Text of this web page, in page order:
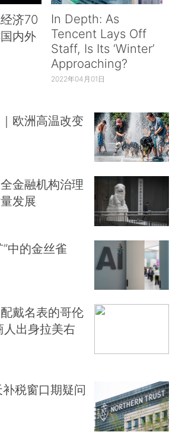
济70
内外
In Depth: As
Tencent Lays Off
Staff, Is Its ‘Winter’
Approaching?
2022年04月01日
欧洲高温改变
金融机构治理
发展
中的金丝雀
配戴名表的哥伦
人出身拉美右
税窗口期疑问